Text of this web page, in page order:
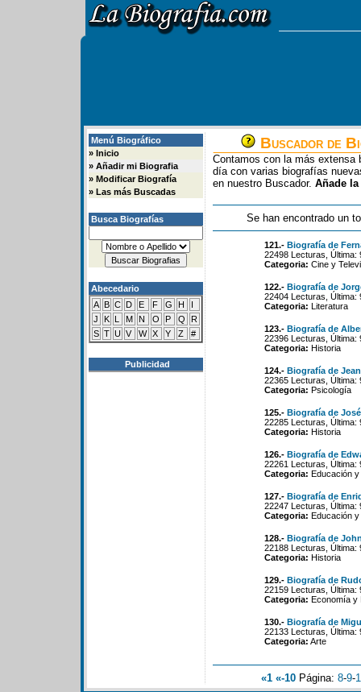
Menú Biográfico
» Inicio
» Añadir mi Biografia
» Modificar Biografía
» Las más Buscadas
Busca Biografías
Abecedario
A B C D E F G H
I
J
K L M N O P Q
R
S T U V W X Y Z #
Publicidad
Buscador de
Contamos con la más extensa
día con varias biografías
en nuestro Buscador. Añade
Se han encontrado un
121.- Biografía de
22498 Lecturas, Última:
Categoria: Cine y
122.- Biografía de
22404 Lecturas, Última:
Categoria: Literatura
123.- Biografía de
22396 Lecturas, Última:
Categoria: Historia
124.- Biografía de
22365 Lecturas, Última:
Categoria: Psicología
125.- Biografía de
22285 Lecturas, Última:
Categoria: Historia
126.- Biografía de
22261 Lecturas, Última:
Categoria: Educación
127.- Biografía de
22247 Lecturas, Última:
Categoria: Educación
128.- Biografía de
22188 Lecturas, Última:
Categoria: Historia
129.- Biografía de
22159 Lecturas, Última:
Categoria: Economía y
130.- Biografía de
22133 Lecturas, Última:
Categoria: Arte
«1 «-10 Página: 8-9-